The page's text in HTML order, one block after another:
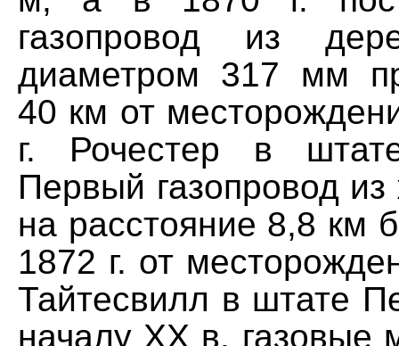
газопровод из
диаметром 317 мм
40 км от
г. Рочестер в
Первый газопровод
на расстояние 8,8 км
1872 г. от
Тайтесвилл в штате
началу XX в. газовые